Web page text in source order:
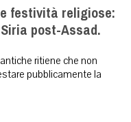
festività religiose:
post-Assad.
ritiene che non
pubblicamente la